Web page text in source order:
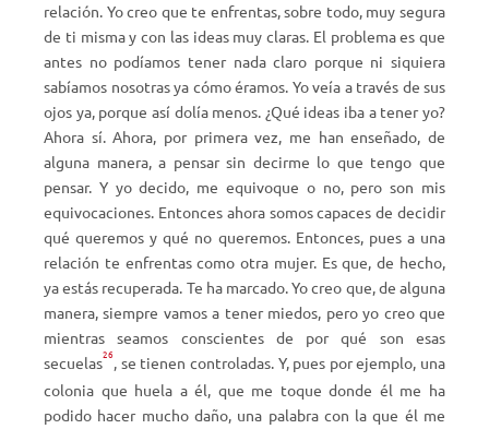
relación. Yo creo que te enfrentas, sobre todo, muy segura
de ti misma y con las ideas muy claras. El problema es que
antes no podíamos tener nada claro porque ni siquiera
sabíamos nosotras ya cómo éramos. Yo veía a través de sus
ojos ya, porque así dolía menos. ¿Qué ideas iba a tener yo?
Ahora sí. Ahora, por primera vez, me han enseñado, de
alguna manera, a pensar sin decirme lo que tengo que
pensar. Y yo decido, me equivoque o no, pero son mis
equivocaciones. Entonces ahora somos capaces de decidir
qué queremos y qué no queremos. Entonces, pues a una
relación te enfrentas como otra mujer. Es que, de hecho,
ya estás recuperada. Te ha marcado. Yo creo que, de alguna
manera, siempre vamos a tener miedos, pero yo creo que
mientras seamos conscientes de por qué son esas
secuelas26, se tienen controladas. Y, pues por ejemplo, una
colonia que huela a él, que me toque donde él me ha
podido hacer mucho daño, una palabra con la que él me